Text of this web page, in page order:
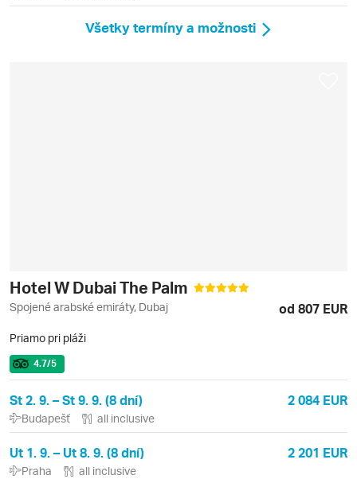
Všetky termíny a možnosti
Hotel W Dubai The Palm
Spojené arabské emiráty, Dubaj od 807 EUR
Priamo pri pláži
4.7/5
St 2. 9. – St 9. 9. (8 dní) 2 084 EUR
Budapešť all inclusive
Ut 1. 9. – Ut 8. 9. (8 dní) 2 201 EUR
Praha all inclusive